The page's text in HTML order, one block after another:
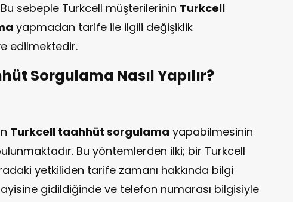
sebeple Turkcell müşterilerinin Turkcell
yapmadan tarife ile ilgili değişiklik
edilmektedir.
Sorgulama Nasıl Yapılır?
Turkcell taahhüt sorgulama yapabilmesinin
Bu yöntemlerden ilki; bir Turkcell
yetkiliden tarife zamanı hakkında bilgi
gidildiğinde ve telefon numarası bilgisiyle